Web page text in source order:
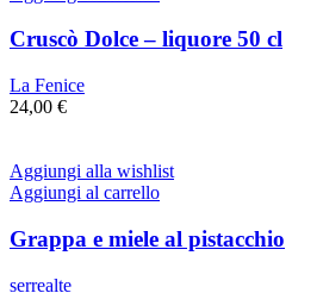
Cruscò Dolce – liquore 50 cl
La Fenice
24,00 €
Aggiungi alla wishlist
Aggiungi al carrello
Grappa e miele al pistacchio
serrealte